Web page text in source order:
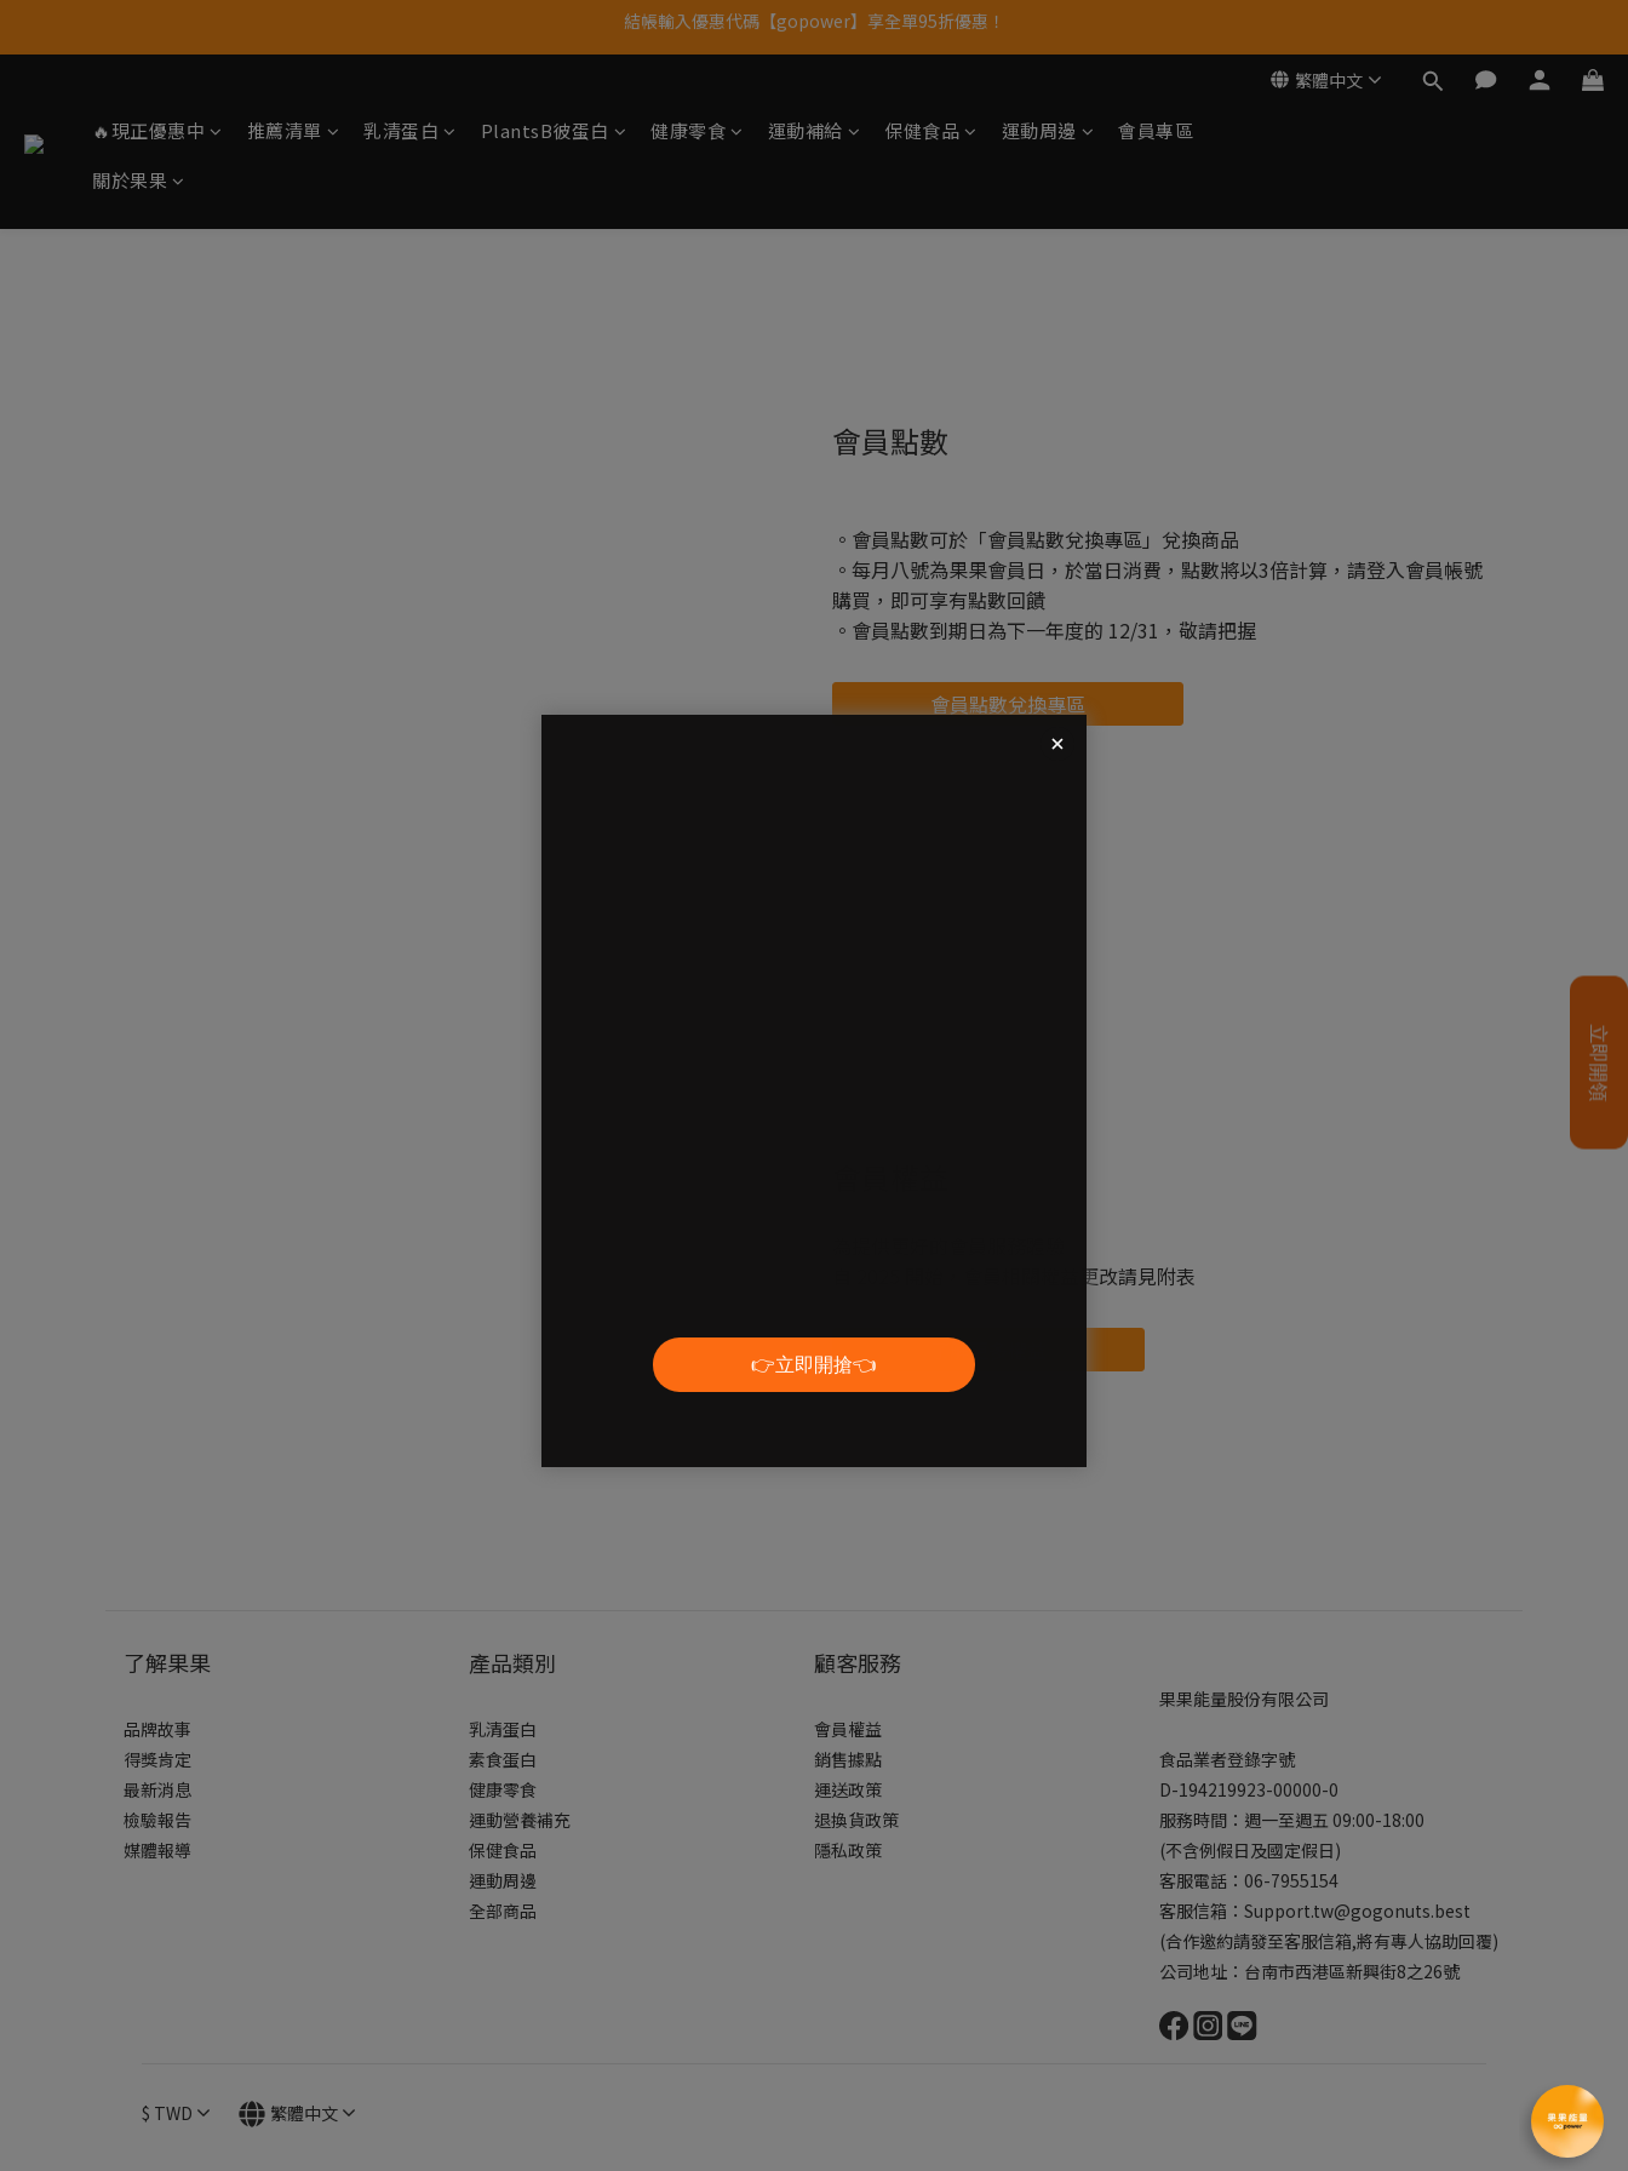
果果11歲慶｜App 下單享 5% 購物金回饋
11歲慶好禮｜買 500g/1kg 指定乳清2包贈品牌毛巾
繁體中文
🔥現正優惠中 推薦清單 乳清蛋白 PlantsB彼蛋白 健康零食 運動補給 保健食品 運動周邊
會員專區
關於果果
會員點數
。會員點數可於「會員點數兌換專區」兌換商品
。每月八號為果果會員日，於當日消費，點數將以3倍計算，請登入會員帳號
購買，即可享有點數回饋
。會員點數到期日為下一年度的 12/31，敬請把握
會員點數兌換專區
自 2025 開始，會員相關權益更改請見附表
了解更多權益
了解果果
品牌故事
得獎肯定
最新消息
檢驗報告
媒體報導
產品類別
乳清蛋白
素食蛋白
健康零食
運動營養補充
保健食品
運動周邊
全部商品
顧客服務
會員權益
銷售據點
運送政策
退換貨政策
隱私政策
果果能量股份有限公司
食品業者登錄字號
D-194219923-00000-0
服務時間：週一至週五 09:00-18:00
(不含例假日及國定假日)
客服電話：06-7955154
客服信箱：Support.tw@gogonuts.best
(合作邀約請發至客服信箱,將有專人協助回覆)
公司地址：台南市西港區新興街8之26號
$ TWD 繁體中文